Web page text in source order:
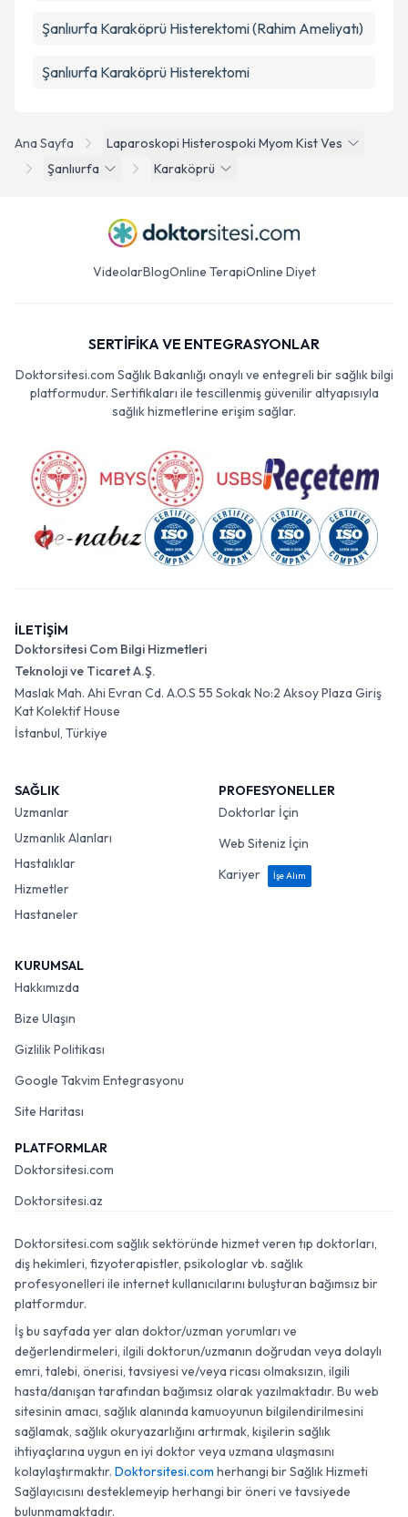
Ana Sayfa
Laparoskopi Histerospoki Myom Kist Ves
Şanlıurfa
Karaköprü
Şanlıurfa Karaköprü Histerektomi (Rahim Ameliyatı)
Şanlıurfa Karaköprü Histerektomi
VideolarBlogOnline TerapiOnline Diyet
SERTİFİKA VE ENTEGRASYONLAR
Doktorsitesi.com Sağlık Bakanlığı onaylı ve entegreli bir sağlık bilgi
platformudur. Sertifikaları ile tescillenmiş güvenilir altyapısıyla
sağlık hizmetlerine erişim sağlar.
İLETİŞİM
Doktorsitesi Com Bilgi Hizmetleri
Teknoloji ve Ticaret A.Ş.
Maslak Mah. Ahi Evran Cd. A.O.S 55 Sokak No:2 Aksoy Plaza Giriş
Kat Kolektif House
İstanbul, Türkiye
SAĞLIK
Uzmanlar
Uzmanlık Alanları
Hastalıklar
Hizmetler
Hastaneler
PROFESYONELLER
Doktorlar İçin
Web Siteniz İçin
Kariyer
İşe Alım
KURUMSAL
Hakkımızda
Bize Ulaşın
Gizlilik Politikası
Google Takvim Entegrasyonu
Site Haritası
PLATFORMLAR
Doktorsitesi.com
Doktorsitesi.az
Doktorsitesi.com sağlık sektöründe hizmet veren tıp doktorları,
diş hekimleri, fizyoterapistler, psikologlar vb. sağlık
profesyonelleri ile internet kullanıcılarını buluşturan bağımsız bir
platformdur.
İş bu sayfada yer alan doktor/uzman yorumları ve
değerlendirmeleri, ilgili doktorun/uzmanın doğrudan veya dolaylı
emri, talebi, önerisi, tavsiyesi ve/veya ricası olmaksızın, ilgili
hasta/danışan tarafından bağımsız olarak yazılmaktadır. Bu web
sitesinin amacı, sağlık alanında kamuoyunun bilgilendirilmesini
sağlamak, sağlık okuryazarlığını artırmak, kişilerin sağlık
ihtiyaçlarına uygun en iyi doktor veya uzmana ulaşmasını
kolaylaştırmaktır. Doktorsitesi.com herhangi bir Sağlık Hizmeti
Sağlayıcısını desteklemeyip herhangi bir öneri ve tavsiyede
bulunmamaktadır.